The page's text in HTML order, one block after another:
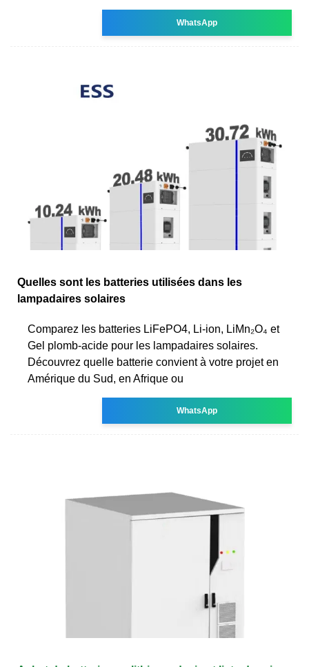
WhatsApp
Quelles sont les batteries utilisées dans les
lampadaires solaires
Comparez les batteries LiFePO4, Li-ion, LiMn₂O₄ et
Gel plomb-acide pour les lampadaires solaires.
Découvrez quelle batterie convient à votre projet en
Amérique du Sud, en Afrique ou
WhatsApp